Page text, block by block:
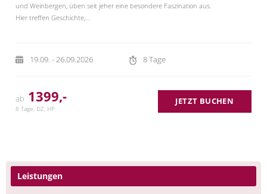
und Weinbergen, üben seit jeher eine besondere Faszination aus.
Hier treffen Geschichte,…
19.09. - 26.09.2026 8 Tage
ab 1399,-
8 Tage, DZ, HP
JETZT BUCHEN
Leistungen